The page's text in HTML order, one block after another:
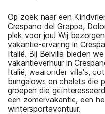
Op zoek naar een
Crespano del Grappa,
plek voor jou! Wij
vakantie-ervaring in
Italië. Bij Belvilla bieden
vakantieverhuur in
Italië, waaronder villa's,
bungalows en chalets die
groepen die
een zomervakantie, een
wintersportavontuur.